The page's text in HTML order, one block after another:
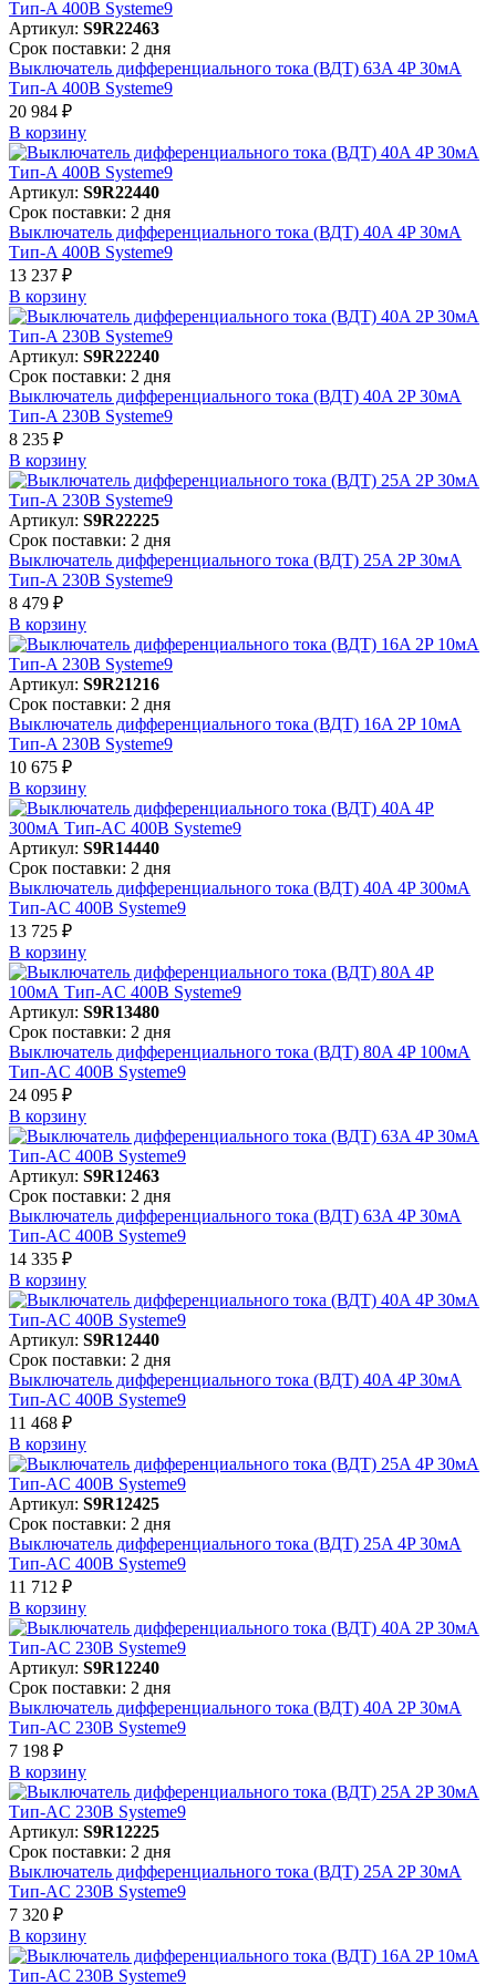
Артикул: S9R22463
Срок поставки: 2 дня
Выключатель дифференциального тока (ВДТ) 63A 4P 30мА
Тип-A 400В Systeme9
20 984 ₽
В корзинy
Артикул: S9R22440
Срок поставки: 2 дня
Выключатель дифференциального тока (ВДТ) 40A 4P 30мА
Тип-A 400В Systeme9
13 237 ₽
В корзинy
Артикул: S9R22240
Срок поставки: 2 дня
Выключатель дифференциального тока (ВДТ) 40A 2P 30мА
Тип-A 230В Systeme9
8 235 ₽
В корзинy
Артикул: S9R22225
Срок поставки: 2 дня
Выключатель дифференциального тока (ВДТ) 25A 2P 30мА
Тип-A 230В Systeme9
8 479 ₽
В корзинy
Артикул: S9R21216
Срок поставки: 2 дня
Выключатель дифференциального тока (ВДТ) 16A 2P 10мА
Тип-A 230В Systeme9
10 675 ₽
В корзинy
Артикул: S9R14440
Срок поставки: 2 дня
Выключатель дифференциального тока (ВДТ) 40A 4P 300мА
Тип-AC 400В Systeme9
13 725 ₽
В корзинy
Артикул: S9R13480
Срок поставки: 2 дня
Выключатель дифференциального тока (ВДТ) 80A 4P 100мА
Тип-AC 400В Systeme9
24 095 ₽
В корзинy
Артикул: S9R12463
Срок поставки: 2 дня
Выключатель дифференциального тока (ВДТ) 63A 4P 30мА
Тип-AC 400В Systeme9
14 335 ₽
В корзинy
Артикул: S9R12440
Срок поставки: 2 дня
Выключатель дифференциального тока (ВДТ) 40A 4P 30мА
Тип-AC 400В Systeme9
11 468 ₽
В корзинy
Артикул: S9R12425
Срок поставки: 2 дня
Выключатель дифференциального тока (ВДТ) 25A 4P 30мА
Тип-AC 400В Systeme9
11 712 ₽
В корзинy
Артикул: S9R12240
Срок поставки: 2 дня
Выключатель дифференциального тока (ВДТ) 40A 2P 30мА
Тип-AC 230В Systeme9
7 198 ₽
В корзинy
Артикул: S9R12225
Срок поставки: 2 дня
Выключатель дифференциального тока (ВДТ) 25A 2P 30мА
Тип-AC 230В Systeme9
7 320 ₽
В корзинy